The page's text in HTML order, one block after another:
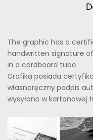
The graphic has a
handwritten signature
in a cardboard tube.
Grafika posiada
własnoręczny podpis
wysyłana w kartonowej